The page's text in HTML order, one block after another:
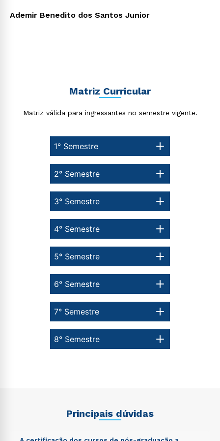
Ademir Benedito dos Santos Junior
Matriz Curricular
Matriz válida para ingressantes no semestre vigente.
1° Semestre
8° Semestre
7° Semestre
6° Semestre
5° Semestre
4° Semestre
3° Semestre
2° Semestre
Principais dúvidas
autorizo que meus dados sejam utilizados para o